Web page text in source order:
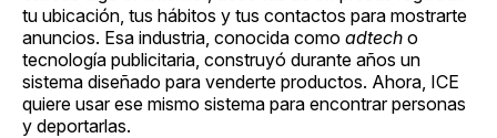
tu ubicación, tus hábitos y tus contactos para mostrarte
anuncios. Esa industria, conocida como adtech o
tecnología publicitaria, construyó durante años un
sistema diseñado para venderte productos. Ahora, ICE
quiere usar ese mismo sistema para encontrar personas
y deportarlas.